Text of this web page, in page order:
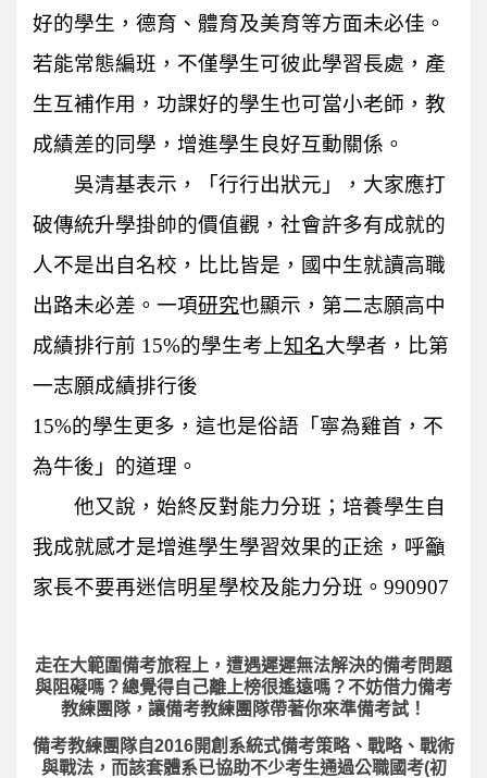
好的學生，德育、體育及美育等方面未必佳。
若能常態編班，不僅學生可彼此學習長處，產
生互補作用，功課好的學生也可當小老師，教
成績差的同學，增進學生良好互動關係。
吳清基表示，「行行出狀元」，大家應打
破傳統升學掛帥的價值觀，社會許多有成就的
人不是出自名校，比比皆是，國中生就讀高職
出路未必差。一項研究也顯示，第二志願高中
成績排行前 15%的學生考上知名大學者，比第
一志願成績排行後
15%的學生更多，這也是俗語「寧為雞首，不
為牛後」的道理。
他又說，始終反對能力分班；培養學生自
我成就感才是增進學生學習效果的正途，呼籲
家長不要再迷信明星學校及能力分班。990907
走在大範圍備考旅程上， 遭遇遲遲無法解決的備考問題
與阻礙嗎？總覺得自己離上榜很遙遠嗎？不妨借力備考
教練團隊，讓備考教練團隊帶著你來準備考試！
備考教練團隊自2016開創系統式備考策略、戰略、戰術
與戰法，而該套體系已協助不少考生通過公職國考(初